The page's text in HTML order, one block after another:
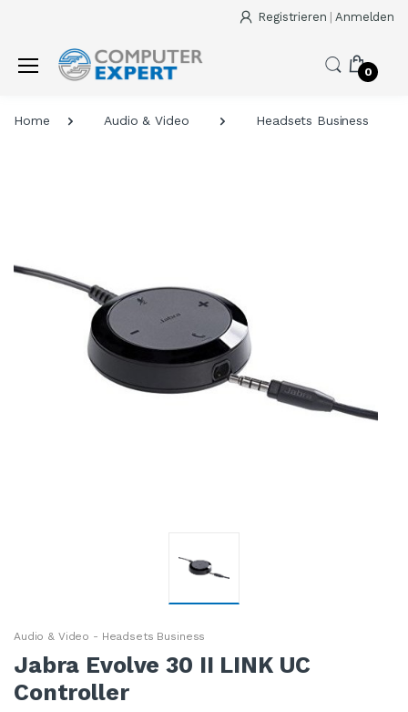
Registrieren Anmelden
0
Home Audio & Video Headsets Business
Audio & Video - Headsets Business
Jabra Evolve 30 II LINK UC
Controller